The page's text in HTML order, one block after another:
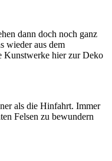
dann doch noch ganz
wieder aus dem
Kunstwerke hier zur Deko
als die Hinfahrt. Immer
Felsen zu bewundern